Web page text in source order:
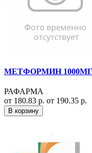
МЕТФОРМИН
РАФАРМА
от 180.83 р. от 190.35 р.
В корзину